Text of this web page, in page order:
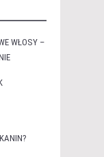
WŁOSY –